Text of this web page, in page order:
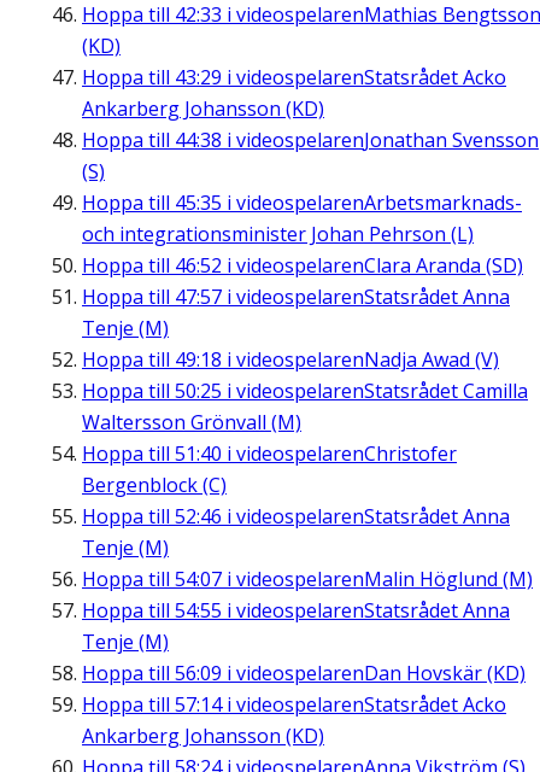
Hoppa till 42:33 i videospelarenMathias Bengtsson
(KD)
Hoppa till 43:29 i videospelarenStatsrådet Acko
Ankarberg Johansson (KD)
Hoppa till 44:38 i videospelarenJonathan Svensson
(S)
Hoppa till 45:35 i videospelarenArbetsmarknads-
och integrationsminister Johan Pehrson (L)
Hoppa till 46:52 i videospelarenClara Aranda (SD)
Hoppa till 47:57 i videospelarenStatsrådet Anna
Tenje (M)
Hoppa till 49:18 i videospelarenNadja Awad (V)
Hoppa till 50:25 i videospelarenStatsrådet Camilla
Waltersson Grönvall (M)
Hoppa till 51:40 i videospelarenChristofer
Bergenblock (C)
Hoppa till 52:46 i videospelarenStatsrådet Anna
Tenje (M)
Hoppa till 54:07 i videospelarenMalin Höglund (M)
Hoppa till 54:55 i videospelarenStatsrådet Anna
Tenje (M)
Hoppa till 56:09 i videospelarenDan Hovskär (KD)
Hoppa till 57:14i videospelarenStatsrådet Acko
Ankarberg Johansson (KD)